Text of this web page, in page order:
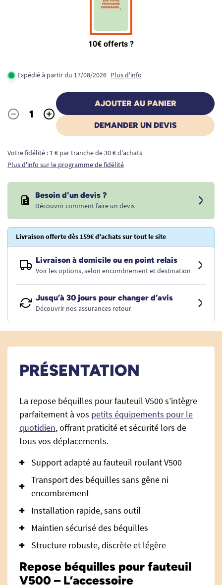
Expédié à partir du 17/08/2026 Plus d'info
Quantité
- +
AJOUTER AU PANIER
DEMANDER UN DEVIS
Votre fidélité : 1 € par tranche de 30 € d'achats
Plus d'info sur le programme de fidélité
Besoin d'un devis ?
Découvrir comment faire un devis
Livraison offerte dès 159€ d'achats sur tout le site
Livraison à domicile ou en point relais
Voir les options, selon encombrement et destination
Jusqu’à 30 jours pour changer d’avis
Découvrir nos assurances retour
PRÉSENTATION
La repose béquilles pour fauteuil V500 s’intègre
parfaitement à vos petits équipements pour le
quotidien, offrant praticité et sécurité lors de
tous vos déplacements.
Support adapté au fauteuil roulant V500
Transport des béquilles sans gêne ni
encombrement
Installation rapide, sans outil
Maintien sécurisé des béquilles
Structure robuste, discrète et légère
Repose béquilles pour fauteuil
V500 – L’accessoire